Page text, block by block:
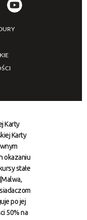
Karty
Karty
okazaniu
stałe
po jej
50% na